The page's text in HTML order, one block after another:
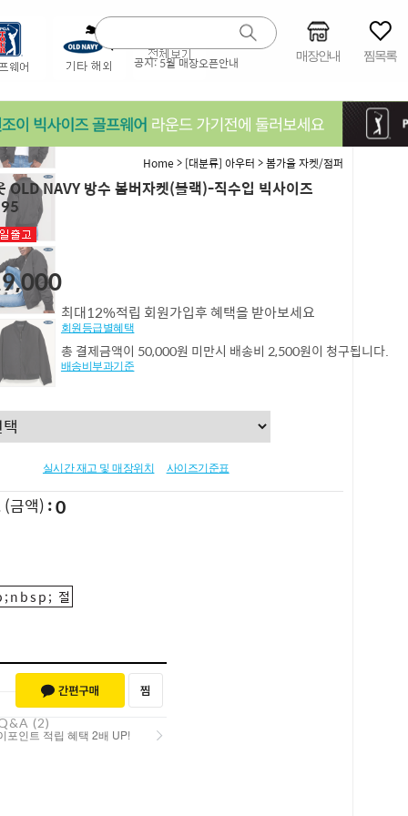
공지:5월 매장오픈안내 매장안내 찜목록
Home> [대분류] 아우터 >봄가을 자켓/점퍼
OLD NAVY 방수 봄버자켓(블랙)-직수입 빅사이즈
최대12%적립 회원가입후 혜택을 받아보세요
회원등급별혜택
총 결제금액이 50,000원 미만시 배송비 2,500원이 청구됩니다.
배송비부과기준
실시간 재고 및 매장위치 사이즈기준표
(금액) 0
절
포인트 적립 혜택 2배 UP!
(2)